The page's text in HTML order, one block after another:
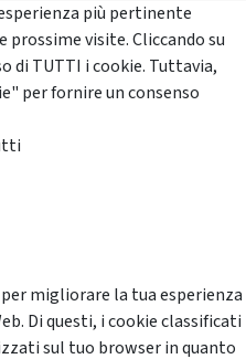
più pertinente
visite. Cliccando su
di TUTTI i cookie. Tuttavia,
per fornire un consenso
migliorare la tua esperienza
Di questi, i cookie classificati
sul tuo browser in quanto